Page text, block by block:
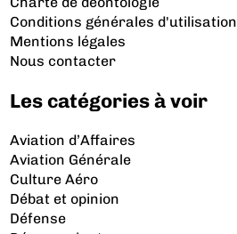
Conditions générales d'utilisation
Mentions légales
Nous contacter
Les catégories à voir
Aviation d’Affaires
Aviation Générale
Culture Aéro
Débat et opinion
Défense